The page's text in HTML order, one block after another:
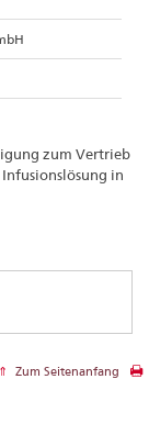
zum Vertrieb
in
Zum Seitenanfang